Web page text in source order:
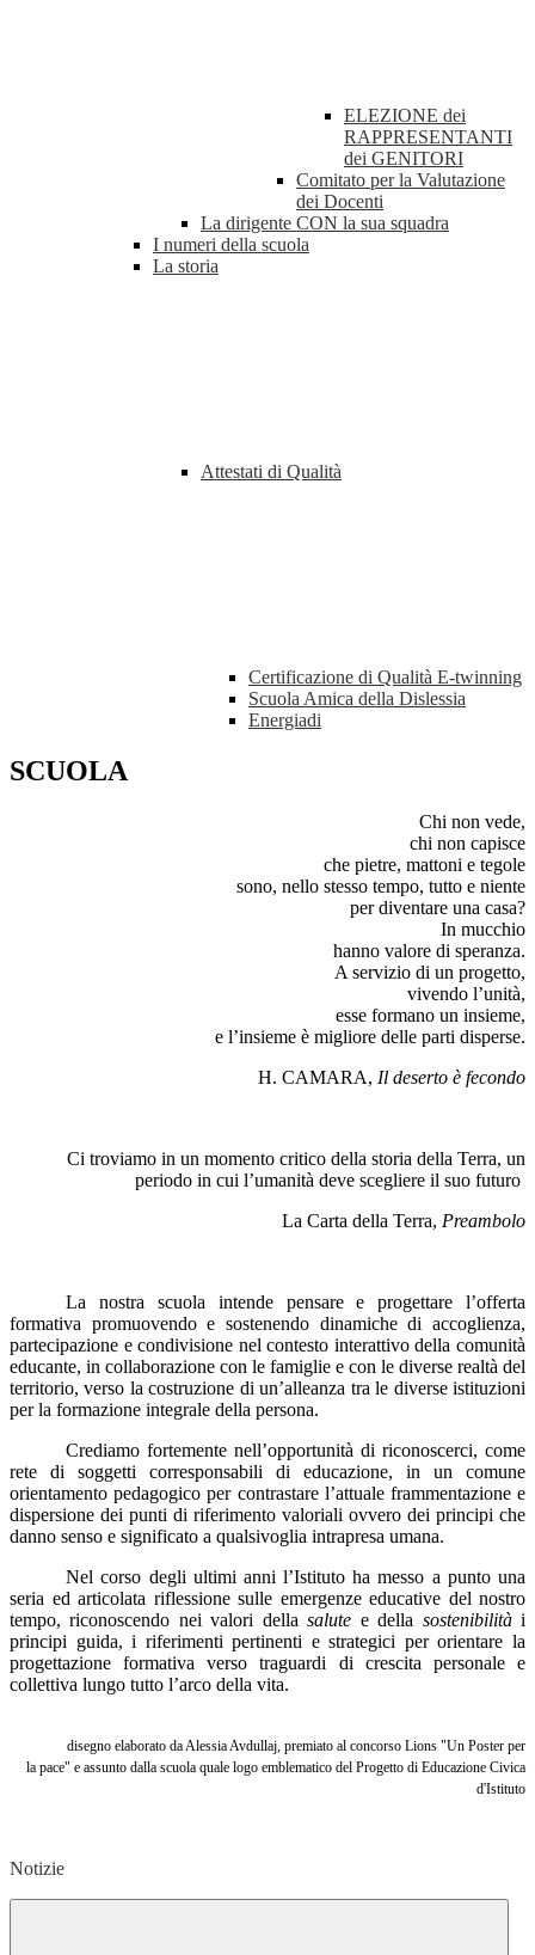
ELEZIONE dei
RAPPRESENTANTI
dei GENITORI
Comitato per la Valutazione
dei Docenti
La dirigente CON la sua squadra
I numeri della scuola
La storia
Attestati di Qualità
Certificazione di Qualità E-twinning
Scuola Amica della Dislessia
Energiadi
SCUOLA
Chi non vede,
chi non capisce
che pietre, mattoni e tegole
sono, nello stesso tempo, tutto e niente
per diventare una casa?
In mucchio
hanno valore di speranza.
A servizio di un progetto,
vivendo l’unità,
esse formano un insieme,
e l’insieme è migliore delle parti disperse.
H. CAMARA, Il deserto è fecondo
Ci troviamo in un momento critico della storia della Terra, un
periodo in cui l’umanità deve scegliere il suo futuro
La Carta della Terra, Preambolo
La nostra scuola intende pensare e progettare l’offerta
formativa promuovendo e sostenendo dinamiche di accoglienza,
partecipazione e condivisione nel contesto interattivo della comunità
educante, in collaborazione con le famiglie e con le diverse realtà del
territorio, verso la costruzione di un’alleanza tra le diverse istituzioni
per la formazione integrale della persona.
Crediamo fortemente nell’opportunità di riconoscerci, come
rete di soggetti corresponsabili di educazione, in un comune
orientamento pedagogico per contrastare l’attuale frammentazione e
dispersione dei punti di riferimento valoriali ovvero dei principi che
danno senso e significato a qualsivoglia intrapresa umana.
Nel corso degli ultimi anni l’Istituto ha messo a punto una
seria ed articolata riflessione sulle emergenze educative del nostro
tempo, riconoscendo nei valori dellasalute e della sostenibilitài
principi guida, i riferimenti pertinenti e strategici per orientare la
progettazione formativa verso traguardi di crescita personale e
collettiva lungo tutto l’arco della vita.
disegno elaborato da Alessia Avdullaj, premiato al concorso Lions "Un Poster per
la pace" e assunto dalla scuola quale logo emblematico del Progetto di Educazione Civica
d'Istituto
Notizie